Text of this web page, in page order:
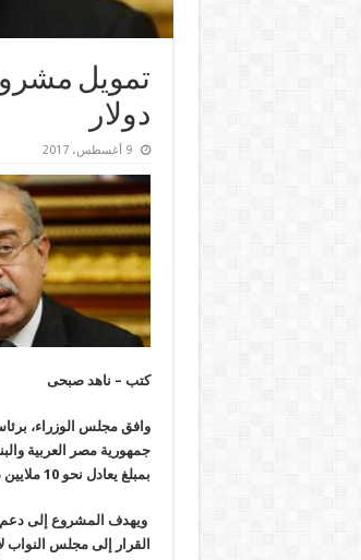
تمويل
دولار
9 أغسطس، 2017
كتب – ناهد صبحى
وافق مجلس الوزراء،
جمهورية مصر العربية
بمبلغ يعادل نحو 10 ملايين دولار أمريكى والموقعة بتاريخ 18/5/2017.
ويهدف المشروع إلى دعم
القرار إلى مجلس النواب